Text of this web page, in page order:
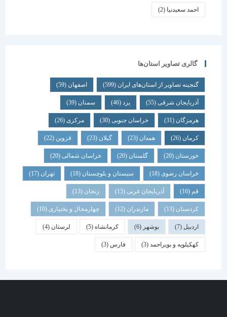
احمد سعیدنیا (2)
گالری تصاویر استان‌ها
گنجینه تصاویر از استان‌های ایران(599) اصفهان (59)
آذربایجان شرقی(55) یزد سمنان (39)
هرمزگان(31) خراسان جنوبی(30) مرکزی (26)
همدان گیلان قزوین
خوزستان(20) گلستان (20) خراسان شمالی(20)
خراسان رضوی(18) سیستان و بلوچستان(18) تهران
آذربایجان غربی(15) زنجان
کردستان(13) مازندران(12) چهارمحال و بختیاری (10)
بوشهر کرمانشاه(5) لرستان (4)
کهکیلویه و بویراحمد(3) فارس